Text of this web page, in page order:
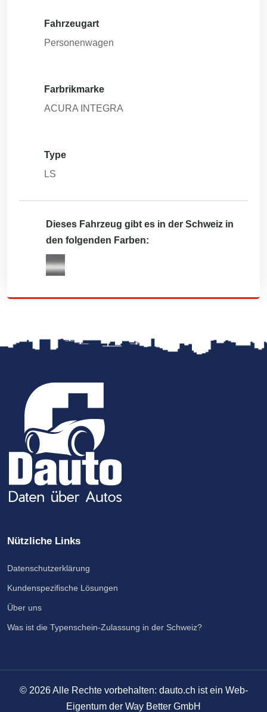
Fahrzeugart
Personenwagen
Farbrikmarke
ACURA INTEGRA
Type
LS
Dieses Fahrzeug gibt es in der Schweiz in
den folgenden Farben:
Nützliche Links
Datenschutzerklärung
Kundenspezifische Lösungen
Über uns
Was ist die Typenschein-Zulassung in der Schweiz?
© 2026Alle Rechte vorbehalten: dauto.ch ist ein Web-
Eigentum der Way Better GmbH